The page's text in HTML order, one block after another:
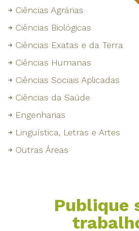
Ciências Agrárias
Ciências Biológicas
Ciências Exatas e da Terra
Ciências Humanas
Ciências Sociais Aplicadas
Ciências da Saúde
Engenharias
Linguística, Letras e Artes
Outras Áreas
Publique